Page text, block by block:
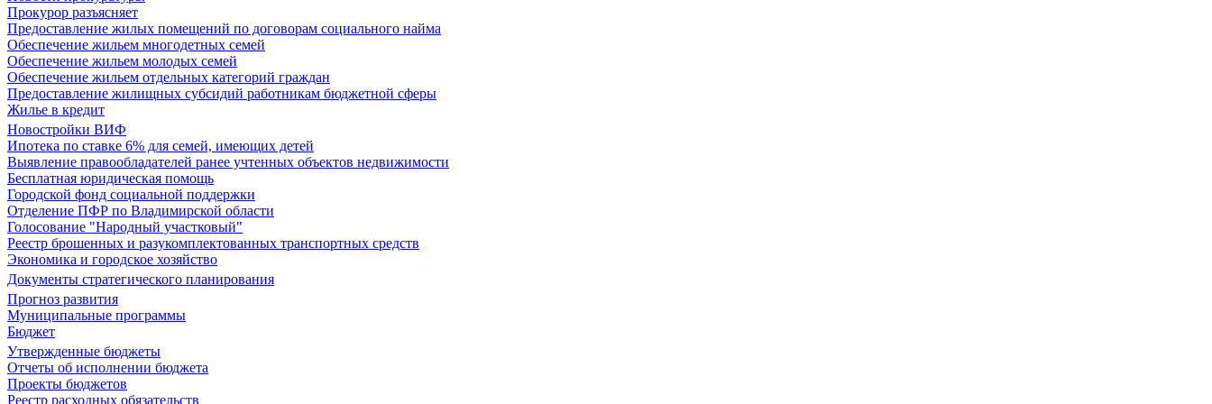
Прокурор разъясняет
Предоставление жилых помещений по договорам социального найма
Обеспечение жильем многодетных семей
Обеспечение жильем молодых семей
Обеспечение жильем отдельных категорий граждан
Предоставление жилищных субсидий работникам бюджетной сферы
Жилье в кредит
Новостройки ВИФ
Ипотека по ставке 6% для семей, имеющих детей
Выявление правообладателей ранее учтенных объектов недвижимости
Бесплатная юридическая помощь
Городской фонд социальной поддержки
Отделение ПФР по Владимирской области
Голосование "Народный участковый"
Реестр брошенных и разукомплектованных транспортных средств
Экономика и городское хозяйство
Документы стратегического планирования
Прогноз развития
Муниципальные программы
Бюджет
Утвержденные бюджеты
Отчеты об исполнении бюджета
Проекты бюджетов
Реестр расходных обязательств